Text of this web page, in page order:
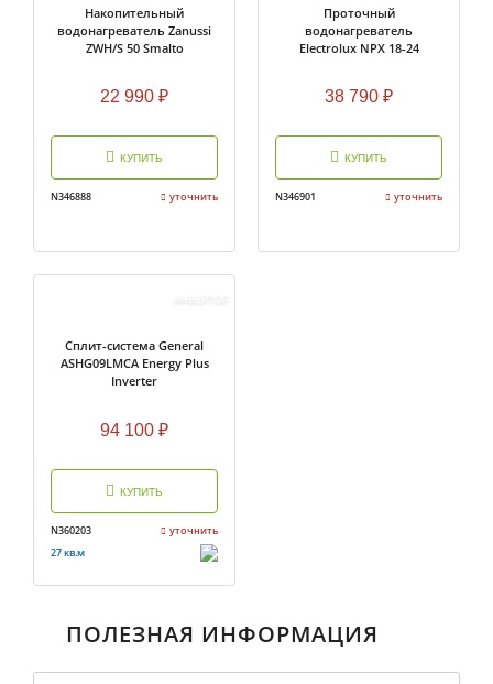
Накопительный
водонагреватель Zanussi
ZWH/S 50 Smalto
22 990 ₽
КУПИТЬ
N346888 уточнить
Проточный
водонагреватель
Electrolux NPX 18-24
38 790 ₽
КУПИТЬ
N346901 уточнить
Сплит-система General
ASHG09LMCA Energy Plus
Inverter
94 100 ₽
КУПИТЬ
N360203
уточнить
27 кв.м
ПОЛЕЗНАЯ ИНФОРМАЦИЯ